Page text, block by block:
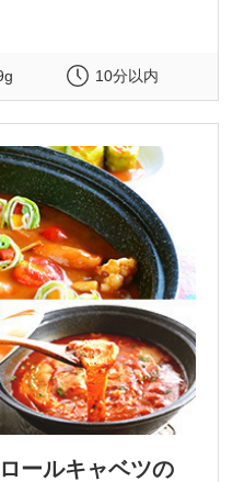
10分以内
ールキャベツの